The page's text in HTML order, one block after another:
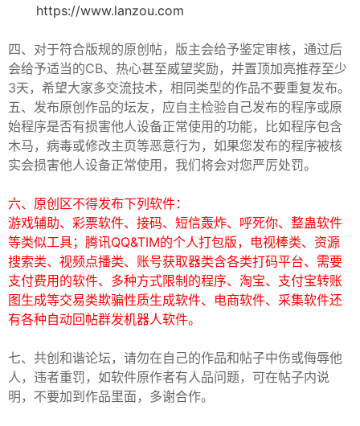
po
jie.
https://www.lanzou.com
四、对于符合版规的原创帖，版主会给予鉴定审核，通过后
会给予适当的CB、热心甚至威望奖励，并置顶加亮推荐至少
3天，希望大家多交流技术，相同类型的作品不要重复发布。
五、发布原创作品的坛友，应自主检验自己发布的程序或原
始程序是否有损害他人设备正常使用的功能，比如程序包含
木马，病毒或修改主页等恶意行为，如果您发布的程序被核
实会损害他人设备正常使用，我们将会对您严厉处罚。
六、原创区不得发布下列软件：
游戏辅助、彩票软件、接码、短信轰炸、呼死你、整蛊软件
等类似工具；腾讯QQ&TIM的个人打包版，电视棒类、资源
搜索类、视频点播类、账号获取器类含各类打码平台、需要
支付费用的软件、多种方式限制的程序、淘宝、支付宝转账
图生成等交易类欺骗性质生成软件、电商软件、采集软件还
有各种自动回帖群发机器人软件。
七、共创和谐论坛，请勿在自己的作品和帖子中伤或侮辱他
人，违者重罚，如软件原作者有人品问题，可在帖子内说
明，不要加到作品里面，多谢合作。